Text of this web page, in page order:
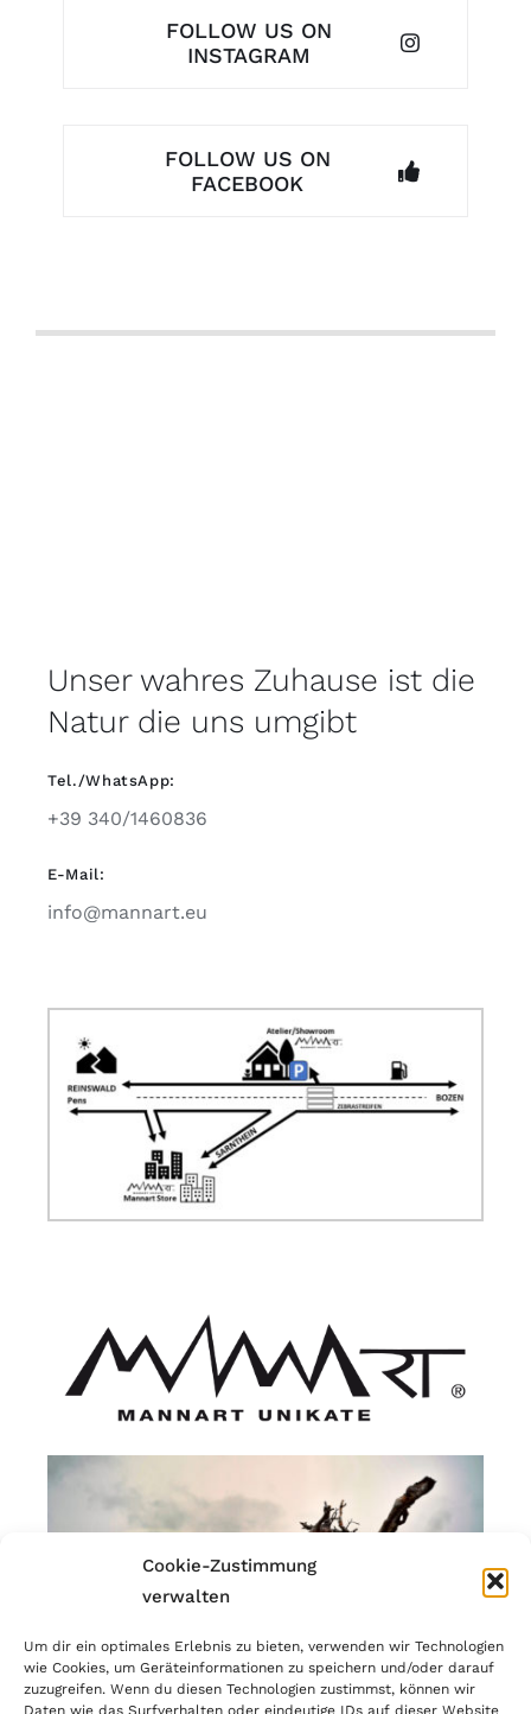
Cookie-Zustimmung
verwalten
Um dir ein optimales Erlebnis zu bieten, verwenden wir Technologien
wie Cookies, um Geräteinformationen zu speichern und/oder darauf
zuzugreifen. Wenn du diesen Technologien zustimmst, können wir
Daten wie das Surfverhalten oder eindeutige IDs auf dieser Website
FOLLOW US ON
INSTAGRAM
FOLLOW US ON
FACEBOOK
Unser wahres Zuhause ist die
Natur die uns umgibt
Tel./WhatsApp:
+39 340/1460836
E-Mail:
info@mannart.eu